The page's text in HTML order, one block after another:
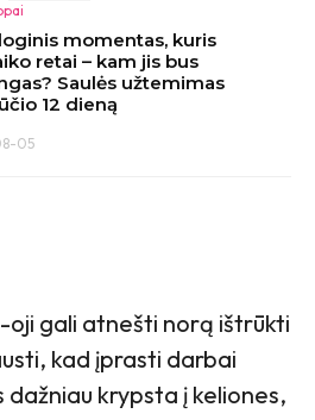
momentas, kuris
retai – kam jis bus
Saulės užtemimas
12 dieną
05
oji gali atnešti norą ištrūkti
kad įprasti darbai
dažniau krypsta į keliones,